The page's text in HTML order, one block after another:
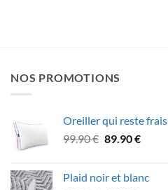
NOS PROMOTIONS
Oreiller qui reste frais
99.90€ Le
était :
89.90€Le
est :
Plaid noir et blanc